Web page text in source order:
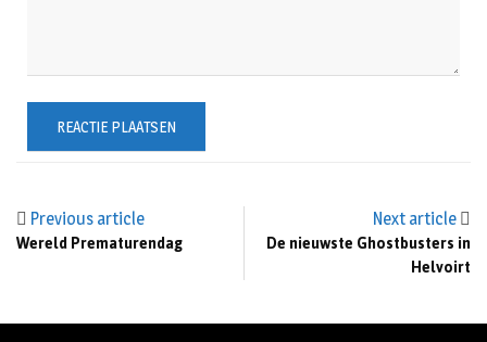
Previous article
Wereld Prematurendag
Next article
De nieuwste Ghostbusters in
Helvoirt